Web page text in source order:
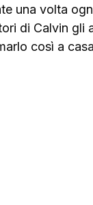
una volta
di Calvin gli
così a